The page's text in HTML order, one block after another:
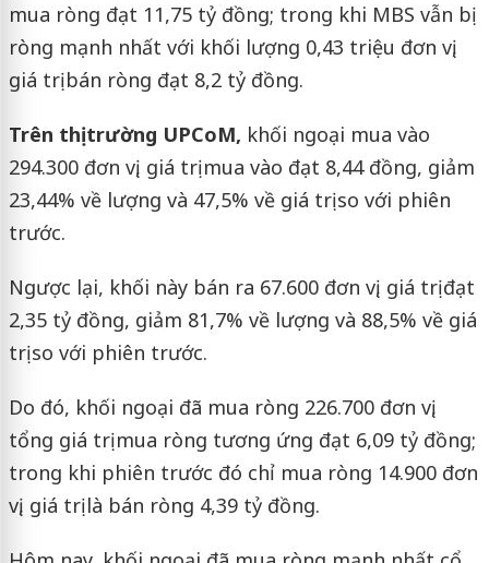
mua ròng đạt 11,75 tỷ đồng; trong khi MBS vẫn bị
ròng mạnh nhất với khối lượng 0,43 triệu đơn vị,
giá trị bán ròng đạt 8,2 tỷ đồng.
Trên thị trường UPCoM, khối ngoại mua vào
294.300 đơn vị, giá trị mua vào đạt 8,44 đồng, giảm
23,44% về lượng và 47,5% về giá trị so với phiên
trước.
Ngược lại, khối này bán ra 67.600 đơn vị, giá trị đạt
2,35 tỷ đồng, giảm 81,7% về lượng và 88,5% về giá
trị so với phiên trước.
Do đó, khối ngoại đã mua ròng 226.700 đơn vị,
tổng giá trị mua ròng tương ứng đạt 6,09 tỷ đồng;
trong khi phiên trước đó chỉ mua ròng 14.900 đơn
vị, giá trị là bán ròng 4,39 tỷ đồng.